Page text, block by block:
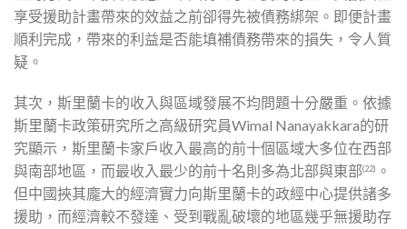
享受援助計畫帶來的效益之前卻得先被債務綁架。即便計畫
順利完成，帶來的利益是否能填補債務帶來的損失，令人質
疑。
其次，斯里蘭卡的收入與區域發展不均問題十分嚴重。依據
斯里蘭卡政策研究所之高級研究員Wimal Nanayakkara的研
究顯示，斯里蘭卡家戶收入最高的前十個區域大多位在西部
與南部地區，而最收入最少的前十名則多為北部與東部(22) 。
但中國挾其龐大的經濟實力向斯里蘭卡的政經中心提供諸多
援助，而經濟較不發達、受到戰亂破壞的地區幾乎無援助存